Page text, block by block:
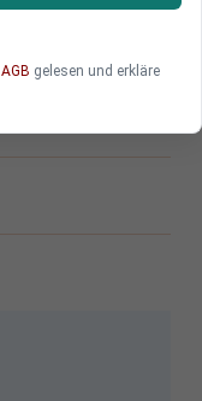
AGB gelesen und erkläre